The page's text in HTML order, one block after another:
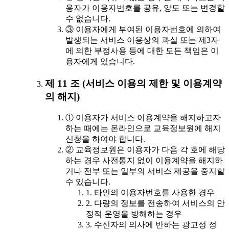
용자가 이용자번호를 공유, 양도 또는 변경할
수 없습니다.
③ 이용자에게 부여된 이용자번호에 의하여
발생되는 서비스 이용상의 과실 또는 제3자
에 의한 부정사용 등에 대한 모든 책임은 이
용자에게 있습니다.
제 11 조 (서비스 이용의 제한 및 이용계약
의 해지)
① 이용자가 서비스 이용계약을 해지하고자
하는 때에는 온라인으로 교육정보원에 해지
신청을 하여야 합니다.
② 교육정보원은 이용자가 다음 각 호에 해당
하는 경우 사전통지 없이 이용계약을 해지하
거나 전부 또는 일부의 서비스 제공을 중지할
수 있습니다.
1. 타인의 이용자번호를 사용한 경우
2. 다량의 정보를 전송하여 서비스의 안
정적 운영을 방해하는 경우
3. 수신자의 의사에 반하는 광고성 정